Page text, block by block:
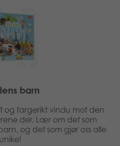
barn
og fargerikt vindu mot den
der. Lær om det som
og det som gjør oss alle
unike!